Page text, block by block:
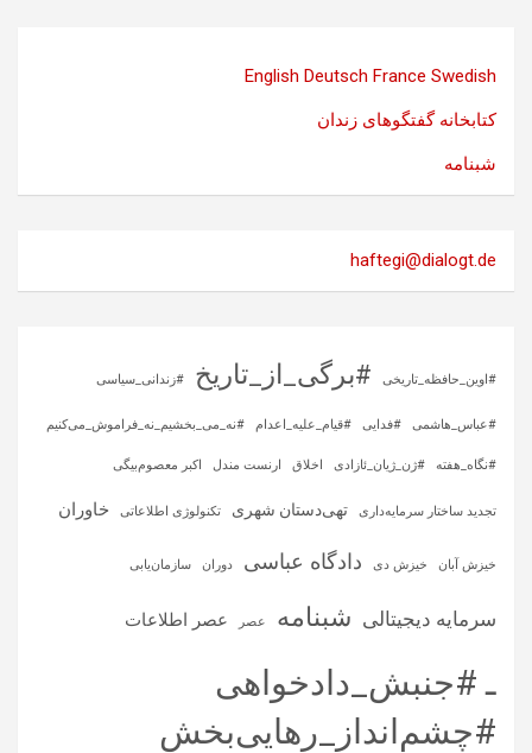
English Deutsch France Swedish
کتابخانه گفتگوهای زندان
شبنامه
haftegi@dialogt.de
#اوین_حافظه_تاریخی #برگی_از_تاریخ #زندانی_سیاسی
#عباس_هاشمی #فدایی #قیام_علیه_اعدام #نه_می_بخشیم_نه_فراموش_می‌کنیم
#نگاه_هفته #ژن_ژیان_ئازادی اخلاق ارنست مندل اکبر معصوم‌بیگی
تجدید ساختار سرمایه‌داری تهی‌دستان شهری تکنولوژی اطلاعاتی خاوران
خیزش آبان خیزش دی دادگاه عباسی دوران سازمان‌یابی
سرمایه‌ دیجیتالی شبنامه عصر عصر اطلاعات
ـ #جنبش_دادخواهی
#چشم‌انداز_رهایی‌بخش